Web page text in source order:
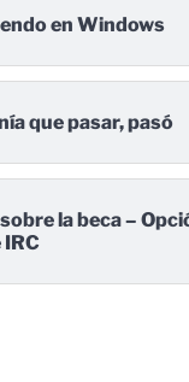
en Windows
que pasar, pasó
la beca –